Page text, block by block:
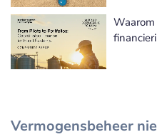
Vermogensbeheer